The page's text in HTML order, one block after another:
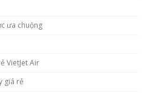
ưa chuộng
VietJet Air
giá rẻ